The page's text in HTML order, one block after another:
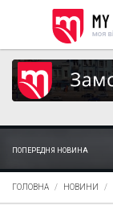
ПОПЕРЕДНЯ НОВИНА
ГОЛОВНА НОВИНИ